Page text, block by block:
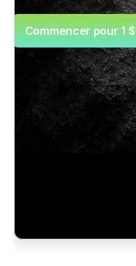
Commencer pour 1 $